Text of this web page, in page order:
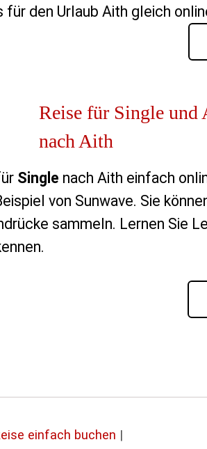
für den Urlaub Aith gleich
Reise für Single und
nach Aith
Single nach Aith einfach
von Sunwave. Sie
sammeln. Lernen Sie
einfach buchen |